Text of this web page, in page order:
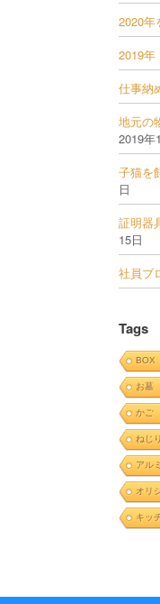
2020年
2019年
仕事納
地元の
2019年
子猫を
日
証明器
15日
社員ブ
Tags
BOX
お墓
かご
ねじ
アル
オリ
キッ